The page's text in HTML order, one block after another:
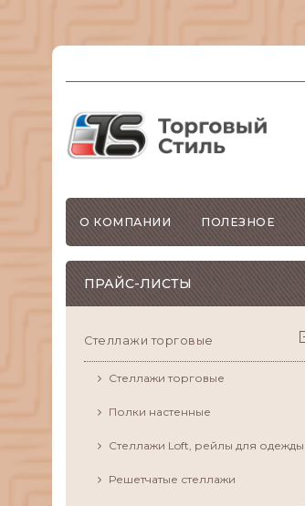
О КОМПАНИИ ПОЛЕЗНОЕ
ПРАЙС-ЛИСТЫ
Стеллажи торговые
Стеллажи торговые
Полки настенные
Стеллажи Loft, рейлы для одежды
Решетчатые стеллажи